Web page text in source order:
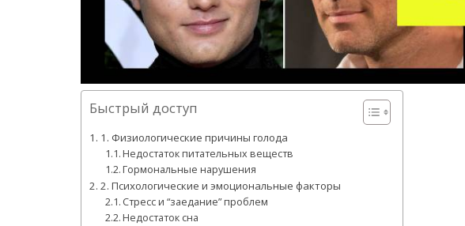
Быстрый доступ
1. Физиологические причины голода
Недостаток питательных веществ
Гормональные нарушения
2. Психологические и эмоциональные факторы
Стресс и “заедание” проблем
Недостаток сна